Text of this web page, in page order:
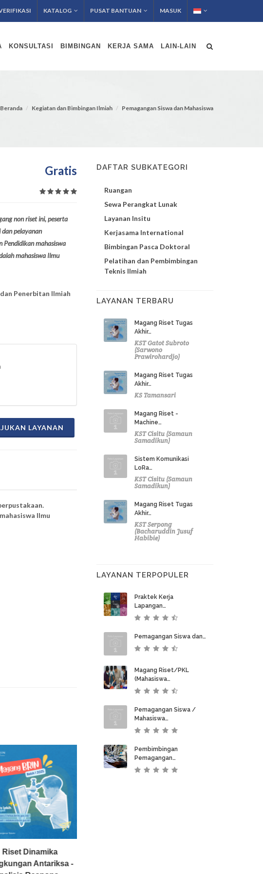
KATALOG PUSAT BANTUAN MASUK
KONSULTASI BIMBINGAN KERJA SAMA LAIN-LAIN
Beranda Kegiatan dan Bimbingan Ilmiah Pemagangan Siswa dan Mahasiswa
Gratis
non riset ini, peserta
pelayanan
Pendidikan mahasiswa
mahasiswa Ilmu
Penerbitan Ilmiah
LAYANAN
Ilmu
Riset Dinamika
Antariksa -
DAFTAR SUBKATEGORI
Ruangan
Sewa Perangkat Lunak
Layanan Insitu
Kerjasama International
Bimbingan Pasca Doktoral
Pelatihan dan Pembimbingan
Teknis Ilmiah
LAYANAN TERBARU
Magang Riset Tugas
Akhir…
KST Gatot Subroto
(Sarwono
Prawirohardjo)
Magang Riset Tugas
Akhir…
KS Tamansari
Magang Riset -
Machine…
KST Cisitu (Samaun
Samadikun)
Sistem Komunikasi
LoRa…
KST Cisitu (Samaun
Samadikun)
Magang Riset Tugas
Akhir…
KST Serpong
(Bacharuddin Jusuf
Habibie)
LAYANAN TERPOPULER
Praktek Kerja
Lapangan…
Pemagangan Siswa dan…
Magang Riset/PKL
(Mahasiswa…
Pemagangan Siswa /
Mahasiswa…
Pembimbingan
Pemagangan…